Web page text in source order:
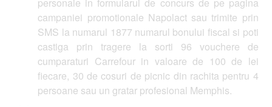
personale in formularul de concurs de pe pagina
campaniei promotionale Napolact sau trimite prin
SMS la numarul 1877 numarul bonului fiscal si poti
castiga prin tragere la sorti 96 vouchere de
cumparaturi Carrefour in valoare de 100 de lei
fiecare, 30 de cosuri de picnic din rachita pentru 4
persoane sau un gratar profesional Memphis.